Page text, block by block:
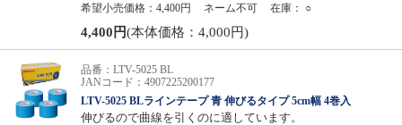
希望小売価格：4,400円
ネーム不可 在庫： ○
4,400円(本体価格：4,000円)
品番：LTV-5025 BL
JANコード：4907225200177
LTV-5025 BLラインテープ 青 伸びるタイプ 5cm幅 4巻入
伸びるので曲線を引くのに適しています。